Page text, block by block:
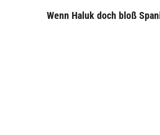
Wenn Haluk doch bloß